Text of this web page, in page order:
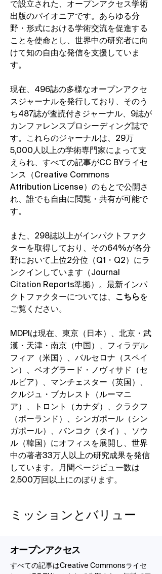
で設立された、オープンアクセス学術
出版のパイオニアです。あらゆる分
野・形式における学術交流を促進する
ことを使命とし、世界中の研究者に向
けて知の自由な発信を支援していま
す。
現在、496誌の多様なオープンアクセ
スジャーナルを発行しており、そのう
ち487誌が査読付きジャーナル、9誌が
カンファレンスプロシーディング誌で
す。これらのジャーナルは、29万
5,000人以上の学術専門家によって支
えられ、すべての記事がCC BYライセ
ンス（Creative Commons
Attribution License）のもとで公開さ
れ、 誰でも自由に閲覧・共有が可能で
す。
また、298誌以上がインパクトファク
ターを取得しており、その64%が各分
野において上位2分位（Q1・Q2）にラ
ンクインしています（Journal
Citation Reports準拠）。最新インパ
クトファクターについては、 こちら を
ご覧ください。
MDPIは現在、東京（日本）、北京・武
漢・天津・南京（中国）、フィラデル
フィア（米国）、バルセロナ（スペイ
ン）、ベオグラード・ノヴィサド（セ
ルビア）、マンチェスター（英国）、
クルジュ・ブカレスト（ルーマニ
ア）、トロント（カナダ）、クラクフ
（ポーランド）、シンガポール（シン
ガポール）、バンコク（タイ）、ソウ
ル（韓国）にオフィスを展開し、世界
中の著者33万人以上の研究成果を発信
しています。月間ページビュー数は
2,500万回以上にのぼります。
ミッションとバリュー
オープンアクセス
すべての記事はCreative Commonsライセ